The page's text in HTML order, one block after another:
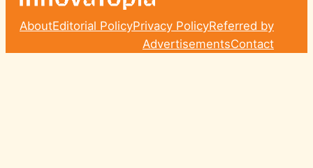
AboutEditorial PolicyPrivacy PolicyReferred by
AdvertisementsContact